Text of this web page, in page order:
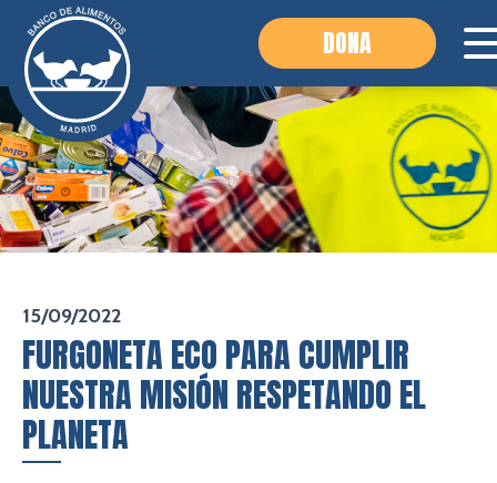
DONA
15/09/2022
FURGONETA ECO PARA CUMPLIR
NUESTRA MISIÓN RESPETANDO EL
PLANETA